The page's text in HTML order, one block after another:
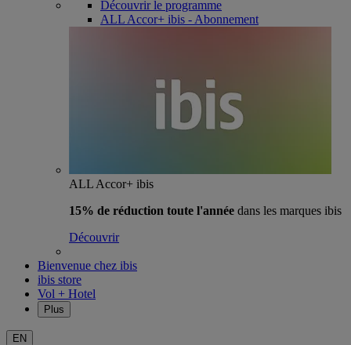
Découvrir le programme
ALL Accor+ ibis - Abonnement
ALL Accor+ ibis
15% de réduction toute l'année dans les marques ibis
Découvrir
Bienvenue chez ibis
ibis store
Vol + Hotel
Plus
EN